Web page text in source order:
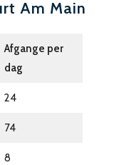
Am Main
Afgange per
dag
24
74
8